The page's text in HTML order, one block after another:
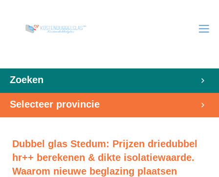
Zoeken
Selecteer provincie
Dubbel glas Stedum: Prijzen driedubbel
hr++ berekenen & dikte isolatiewaarde.
Waarom nieuwe beglazing plaatsen